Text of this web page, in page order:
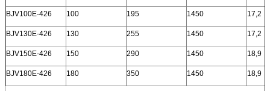
BJV100E-426 100 195 1450 17,2
BJV130E-426 130 255 1450 17,2
BJV150E-426 150 290 1450 18,9
BJV180E-426 180 350 1450 18,9